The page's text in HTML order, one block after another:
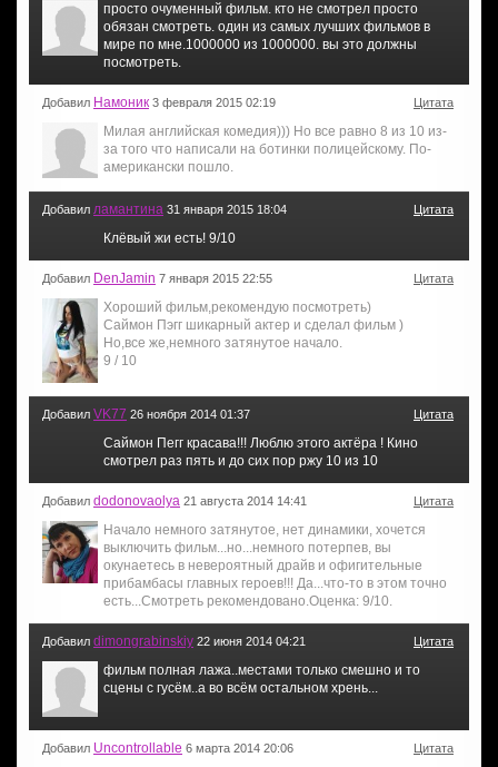
просто очуменный фильм. кто не смотрел просто
обязан смотреть. один из самых лучших фильмов в
мире по мне.1000000 из 1000000. вы это должны
посмотреть.
Добавил Намоник 3 февраля 2015 02:19 Цитата
Милая английская комедия))) Но все равно 8 из 10 из-
за того что написали на ботинки полицейскому. По-
американски пошло.
Добавил ламантина 31 января 2015 18:04 Цитата
Клёвый жи есть! 9/10
Добавил DenJamin 7 января 2015 22:55 Цитата
Хороший фильм,рекомендую посмотреть)
Саймон Пэгг шикарный актер и сделал фильм )
Но,все же,немного затянутое начало.
9 / 10
Добавил VK77 26 ноября 2014 01:37 Цитата
Саймон Пегг красава!!! Люблю этого актёра ! Кино
смотрел раз пять и до сих пор ржу 10 из 10
Добавил dodonovaolya 21 августа 2014 14:41 Цитата
Начало немного затянутое, нет динамики, хочется
выключить фильм...но...немного потерпев, вы
окунаетесь в невероятный драйв и офигительные
прибамбасы главных героев!!! Да...что-то в этом точно
есть...Смотреть рекомендовано.Оценка: 9/10.
Добавил dimongrabinskiy 22 июня 2014 04:21 Цитата
фильм полная лажа..местами только смешно и то
сцены с гусём..а во всём остальном хрень...
Добавил Uncontrollable 6 марта 2014 20:06 Цитата